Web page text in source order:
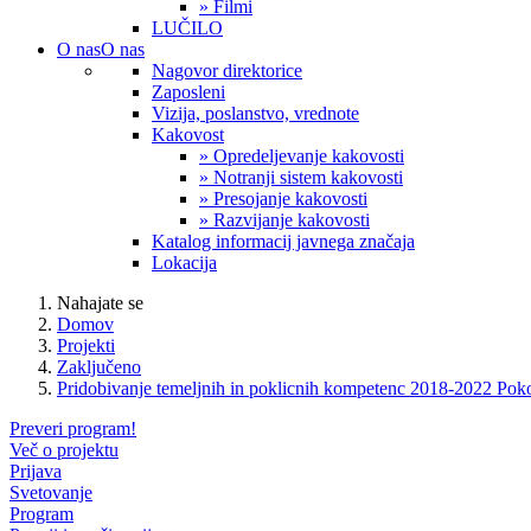
» Filmi
LUČILO
O nasO nas
Nagovor direktorice
Zaposleni
Vizija, poslanstvo, vrednote
Kakovost
» Opredeljevanje kakovosti
» Notranji sistem kakovosti
» Presojanje kakovosti
» Razvijanje kakovosti
Katalog informacij javnega značaja
Lokacija
Nahajate se
Domov
Projekti
Zaključeno
Pridobivanje temeljnih in poklicnih kompetenc 2018-2022
Preveri program!
Več o projektu
Prijava
Svetovanje
Program